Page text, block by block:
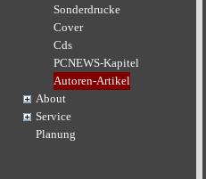
Sonderdrucke
Cover
Cds
PCNEWS-Kapitel
Autoren-Artikel
About
Service
Planung